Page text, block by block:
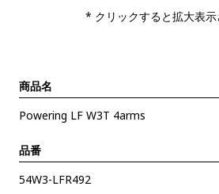
* クリックすると拡大表示
商品名
Powering LF W3T 4arms
品番
54W3-LFR492